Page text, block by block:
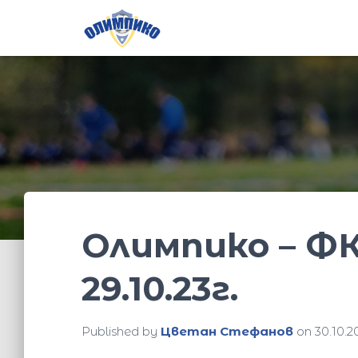
Олимпико –
29.10.23г.
Published by Цветан Стефанов on